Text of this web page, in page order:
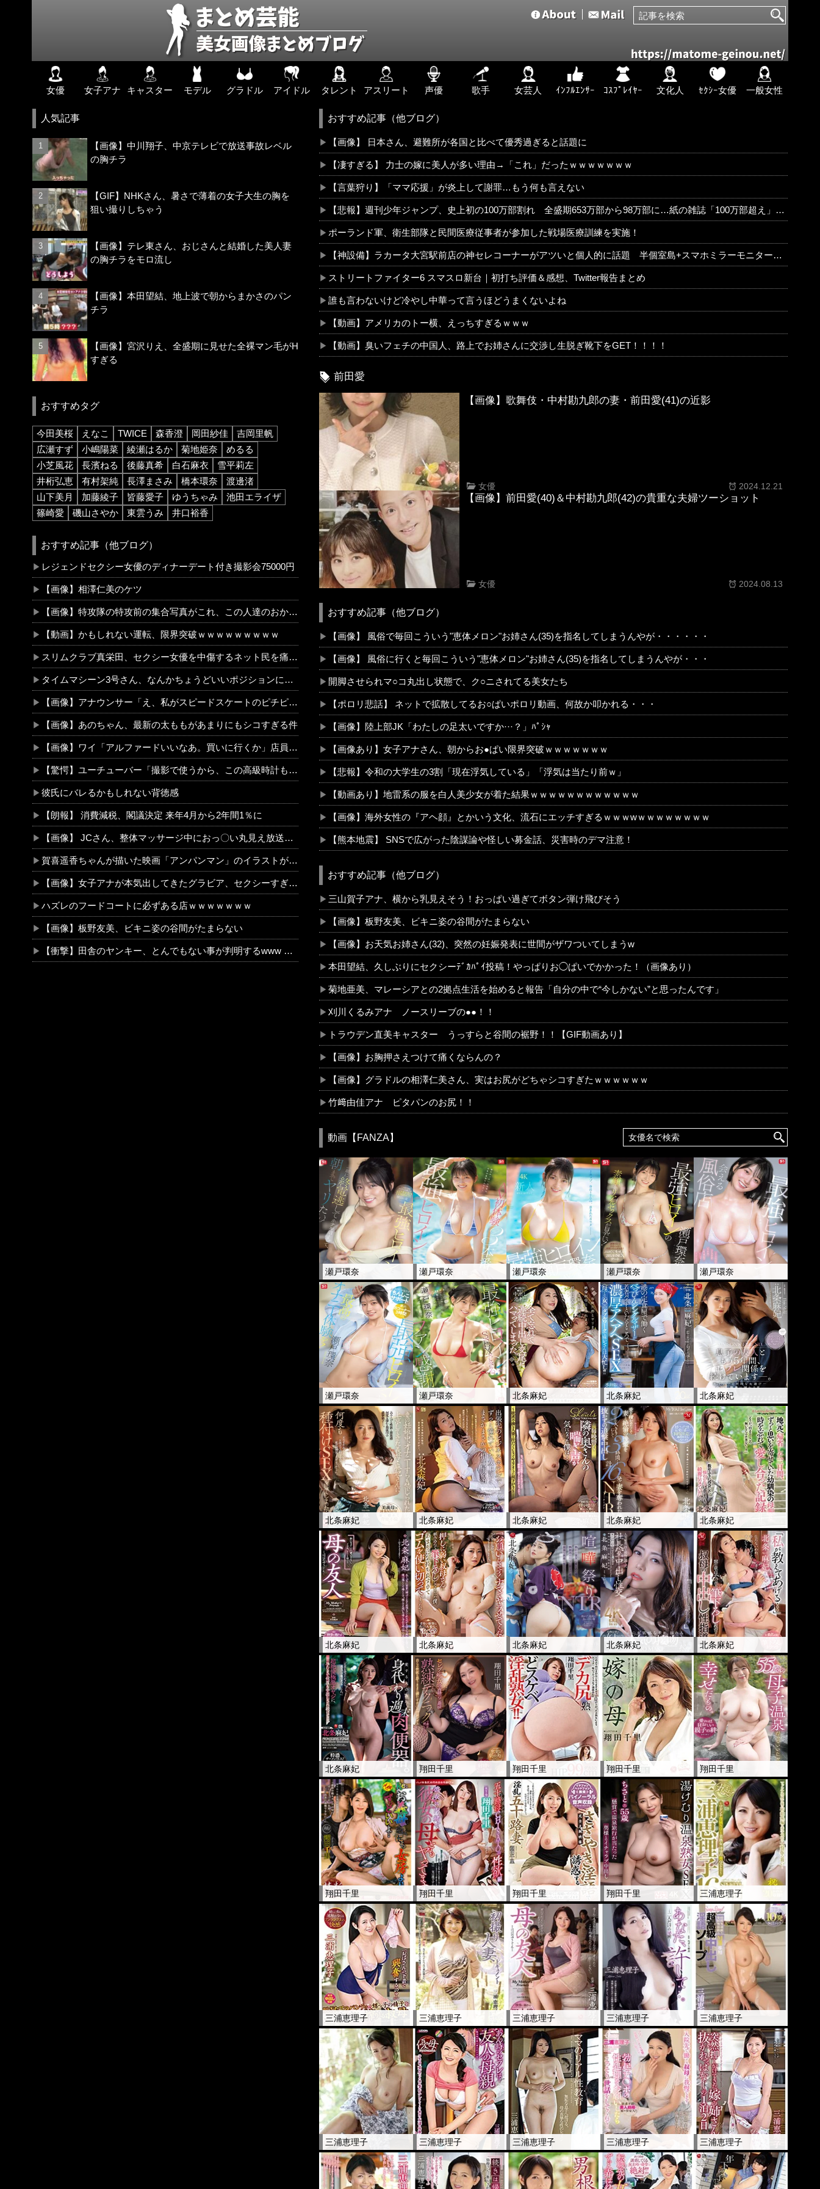
女優 女子アナ キャスター モデル グラドル アイドル タレント アスリート 声優 歌手 女芸人 ｲﾝﾌﾙｴﾝｻｰ ｺｽﾌﾟﾚｲﾔｰ 文化人 ｾｸｼｰ女優 一般女性
おすすめ記事（他ブログ）
【画像】 日本さん、避難所が各国と比べて優秀過ぎると話題に
【凄すぎる】 力士の嫁に美人が多い理由→「これ」だったｗｗｗｗｗｗｗ
【言葉狩り】「ママ応援」が炎上して謝罪…もう何も言えない
【悲報】週刊少年ジャンプ、史上初の100万部割れ 全盛期653万部から98万部に…紙の雑誌「100万部超え」が消滅
ポーランド軍、衛生部隊と民間医療従事者が参加した戦場医療訓練を実施！
【神設備】ラカータ大宮駅前店の神セレコーナーがアツいと個人的に話題 半個室島+スマホミラーモニターを搭載
ストリートファイター6 スマスロ新台｜初打ち評価＆感想、Twitter報告まとめ
誰も言わないけど冷やし中華って言うほどうまくないよね
【動画】アメリカのトー横、えっちすぎるｗｗｗ
【動画】臭いフェチの中国人、路上でお姉さんに交渉し生脱ぎ靴下をGET！！！！
前田愛
【画像】歌舞伎・中村勘九郎の妻・前田愛(41)の近影
女優 2024.12.21
【画像】前田愛(40)＆中村勘九郎(42)の貴重な夫婦ツーショット
女優 2024.08.13
おすすめ記事（他ブログ）
【画像】 風俗で毎回こういう"恵体メロン"お姉さん(35)を指名してしまうんやが・・・・・・
【画像】 風俗に行くと毎回こういう"恵体メロン"お姉さん(35)を指名してしまうんやが・・・
開脚させられマ○コ丸出し状態で、ク○ニされてる美女たち
【ポロリ悲話】 ネットで拡散してるお○ぱいポロリ動画、何故か叩かれる・・・
【画像】陸上部JK「わたしの足太いですか···？」ﾊﾟｼｬ
【画像あり】女子アナさん、朝からお●ぱい限界突破ｗｗｗｗｗｗｗ
【悲報】令和の大学生の3割「現在浮気している」「浮気は当たり前ｗ」
【動画あり】地雷系の服を白人美少女が着た結果ｗｗｗｗｗｗｗｗｗｗｗｗ
【画像】海外女性の『アヘ顔』とかいう文化、流石にエッチすぎるｗｗｗwｗｗｗｗｗｗｗｗ
【熊本地震】 SNSで広がった陰謀論や怪しい募金話、災害時のデマ注意！
おすすめ記事（他ブログ）
三山賀子アナ、横から乳見えそう！おっぱい過ぎてボタン弾け飛びそう
【画像】板野友美、ビキニ姿の谷間がたまらない
【画像】お天気お姉さん(32)、突然の妊娠発表に世間がザワついてしまうw
本田望結、久しぶりにセクシーﾃﾞｶﾊﾟｲ投稿！やっぱりお◯ぱいでかかった！（画像あり）
菊地亜美、マレーシアとの2拠点生活を始めると報告「自分の中で“今しかない”と思ったんです」
刈川くるみアナ ノースリーブの●●！！
トラウデン直美キャスター うっすらと谷間の裾野！！【GIF動画あり】
【画像】お胸押さえつけて痛くならんの？
【画像】グラドルの相澤仁美さん、実はお尻がどちゃシコすぎたｗｗｗｗｗｗ
竹﨑由佳アナ ピタパンのお尻！！
動画【FANZA】
瀬戸環奈 瀬戸環奈 瀬戸環奈 瀬戸環奈 瀬戸環奈
瀬戸環奈 瀬戸環奈 北条麻妃 北条麻妃 北条麻妃
北条麻妃 北条麻妃 北条麻妃 北条麻妃 北条麻妃
北条麻妃 北条麻妃 北条麻妃 北条麻妃 北条麻妃
北条麻妃 翔田千里 翔田千里 翔田千里 翔田千里
翔田千里 翔田千里 翔田千里 翔田千里 三浦恵理子
三浦恵理子 三浦恵理子 三浦恵理子 三浦恵理子 三浦恵理子
三浦恵理子 三浦恵理子 三浦恵理子 三浦恵理子 三浦恵理子
人気記事
【画像】中川翔子、中京テレビで放送事故レベル
の胸チラ
【GIF】NHKさん、暑さで薄着の女子大生の胸を
狙い撮りしちゃう
【画像】テレ東さん、おじさんと結婚した美人妻
の胸チラをモロ流し
【画像】本田望結、地上波で朝からまかさのパン
チラ
【画像】宮沢りえ、全盛期に見せた全裸マン毛がH
すぎる
おすすめタグ
今田美桜 えなこ TWICE 森香澄 岡田紗佳
吉岡里帆
広瀬すず
小嶋陽菜 綾瀬はるか 菊地姫奈
めるる
小芝風花
長濱ねる 後藤真希 白石麻衣
雪平莉左
井桁弘恵
有村架純 長澤まさみ 橋本環奈
渡邊渚
山下美月
加藤綾子 皆藤愛子 ゆうちゃみ
池田エライザ
篠崎愛
磯山さやか 東雲うみ 井口裕香
おすすめ記事（他ブログ）
レジェンドセクシー女優のディナーデート付き撮影会75000円
【画像】相澤仁美のケツ
【画像】特攻隊の特攻前の集合写真がこれ、この人達のおかげで今のワイらが存在するんやな…
【動画】かもしれない運転、限界突破ｗｗｗｗｗｗｗｗｗ
スリムクラブ真栄田、セクシー女優を中傷するネット民を痛烈批判！「車の中臭そう」
タイムマシーン3号さん、なんかちょうどいいポジションになる
【画像】アナウンサー「え、私がスピードスケートのピチピチユニフォーム着るんですか…？ﾑﾁｨ！！」←これはお前らに刺さるやろw w w w w w w w
【画像】あのちゃん、最新の太ももがあまりにもシコすぎる件
【画像】ワイ「アルファードいいなあ。買いに行くか」店員「ほいっ見積もりな！」ワイ「金額おかしくね？」←お前らもそう思うよな？？？？？
【驚愕】ユーチューバー「撮影で使うから、この高級時計も車もぜ～んぶ経費でタダ！ｗ」←まさかコレ本気にしてる奴なんておらんよな？よな？w w w w w w w w w w w
彼氏にバレるかもしれない背徳感
【朗報】 消費減税、閣議決定 来年4月から2年間1％に
【画像】 JCさん、整体マッサージ中におっ〇い丸見え放送事故！オカズにされてシコられまくるｗｗｗ
賀喜遥香ちゃんが描いた映画「アンパンマン」のイラストが上手すぎる！！！【乃木坂46】
【画像】女子アナが本気出してきたグラビア、セクシーすぎｗｗｗ
ハズレのフードコートに必ずある店ｗｗｗｗｗｗｗ
【画像】板野友美、ビキニ姿の谷間がたまらない
【衝撃】田舎のヤンキー、とんでもない事が判明するwww 田舎のマイルドヤンキーって何であんなに金あるの？もしかして…